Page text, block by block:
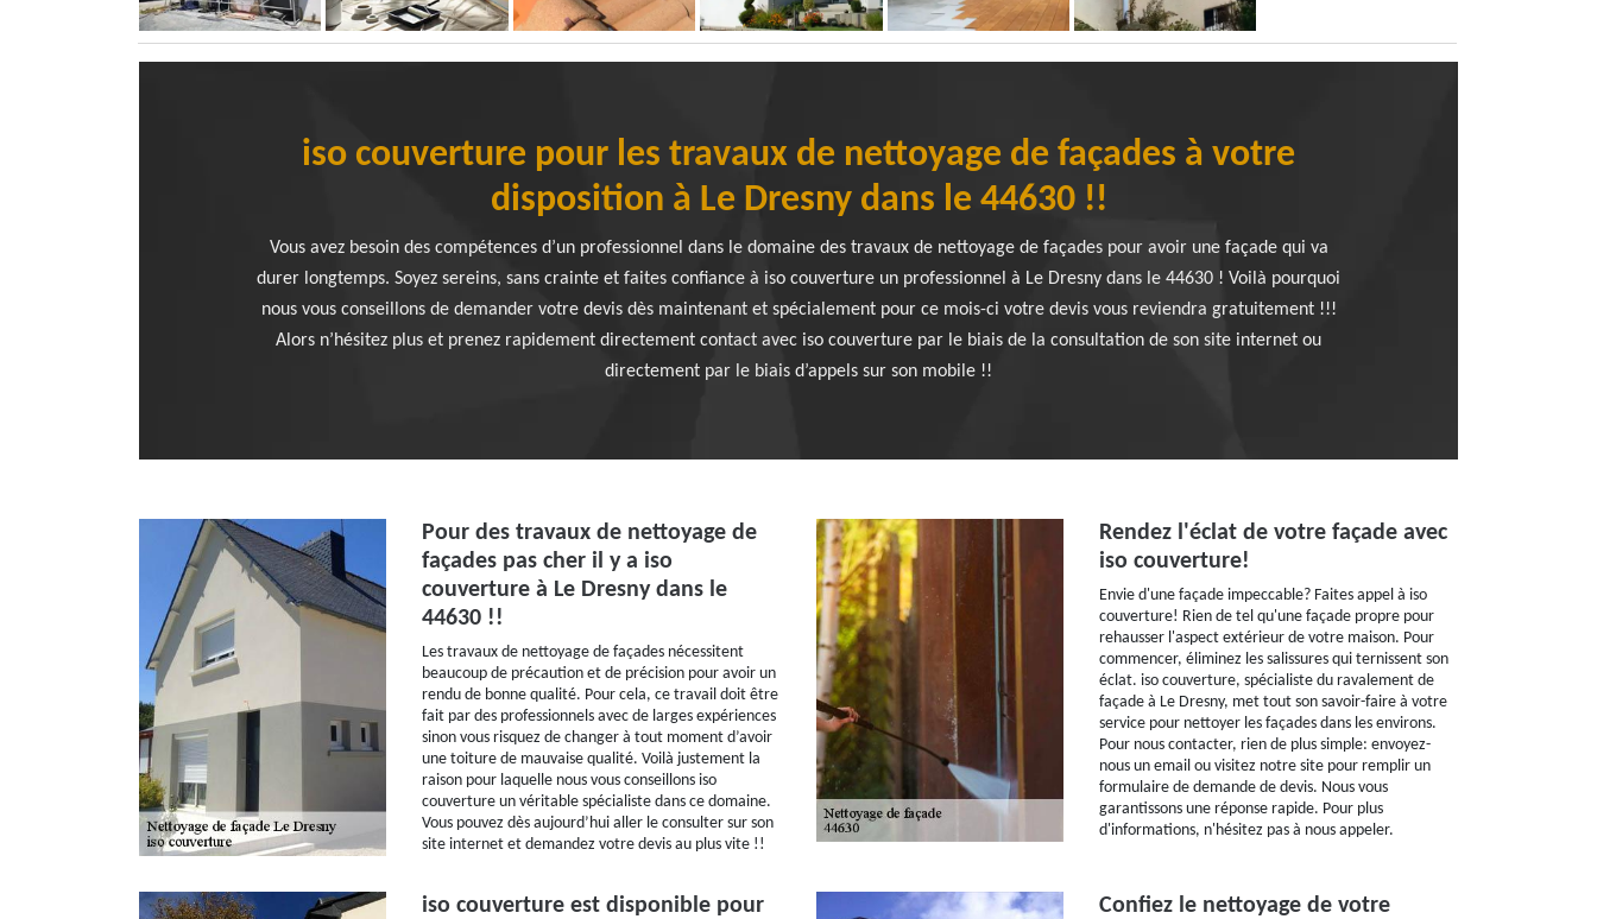
iso couverture pour les travaux de nettoyage de façades à votre
disposition à Le Dresny dans le 44630 !!
Vous avez besoin des compétences d’un professionnel dans le domaine des travaux de nettoyage de façades pour avoir une façade qui va
durer longtemps. Soyez sereins, sans crainte et faites confiance à iso couverture un professionnel à Le Dresny dans le 44630 ! Voilà pourquoi
nous vous conseillons de demander votre devis dès maintenant et spécialement pour ce mois-ci votre devis vous reviendra gratuitement !!!
Alors n’hésitez plus et prenez rapidement directement contact avec iso couverture par le biais de la consultation de son site internet ou
directement par le biais d’appels sur son mobile !!
Pour des travaux de nettoyage de
façades pas cher il y a iso
couverture à Le Dresny dans le
44630 !!
Les travaux de nettoyage de façades nécessitent
beaucoup de précaution et de précision pour avoir un
rendu de bonne qualité. Pour cela, ce travail doit être
fait par des professionnels avec de larges expériences
sinon vous risquez de changer à tout moment d’avoir
une toiture de mauvaise qualité. Voilà justement la
raison pour laquelle nous vous conseillons iso
couverture un véritable spécialiste dans ce domaine.
Vous pouvez dès aujourd’hui aller le consulter sur son
site internet et demandez votre devis au plus vite !!
Rendez l'éclat de votre façade avec
iso couverture!
Envie d'une façade impeccable? Faites appel à iso
couverture! Rien de tel qu'une façade propre pour
rehausser l'aspect extérieur de votre maison. Pour
commencer, éliminez les salissures qui ternissent son
éclat. iso couverture, spécialiste du ravalement de
façade à Le Dresny, met tout son savoir-faire à votre
service pour nettoyer les façades dans les environs.
Pour nous contacter, rien de plus simple: envoyez-
nous un email ou visitez notre site pour remplir un
formulaire de demande de devis. Nous vous
garantissons une réponse rapide. Pour plus
d'informations, n'hésitez pas à nous appeler.
iso couverture est disponible pour
Confiez le nettoyage de votre